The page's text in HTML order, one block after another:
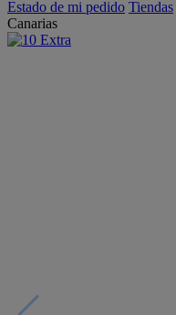
Estado de mi pedido Tiendas
Canarias